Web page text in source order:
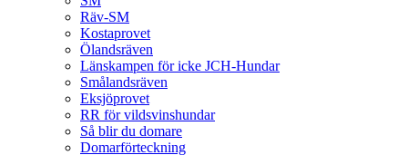
Räv-SM
Kostaprovet
Ölandsräven
Länskampen för icke JCH-Hundar
Smålandsräven
Eksjöprovet
RR för vildsvinshundar
Så blir du domare
Domarförteckning